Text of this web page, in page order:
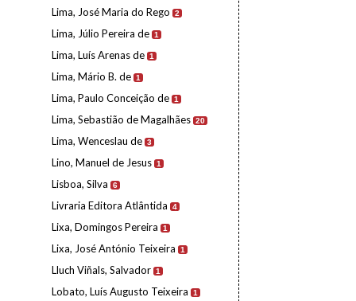
Lima, José Maria do Rego 2
Lima, Júlio Pereira de 1
Lima, Luís Arenas de 1
Lima, Mário B. de 1
Lima, Paulo Conceição de 1
Lima, Sebastião de Magalhães 20
Lima, Wenceslau de 3
Lino, Manuel de Jesus 1
Lisboa, Silva 6
Livraria Editora Atlântida 4
Lixa, Domingos Pereira 1
Lixa, José António Teixeira 1
Lluch Viñals, Salvador 1
Lobato, Luís Augusto Teixeira 1